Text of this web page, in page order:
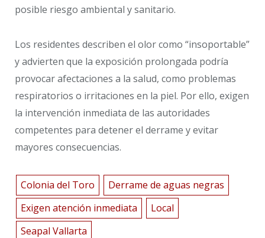
posible riesgo ambiental y sanitario.
Los residentes describen el olor como “insoportable”
y advierten que la exposición prolongada podría
provocar afectaciones a la salud, como problemas
respiratorios o irritaciones en la piel. Por ello, exigen
la intervención inmediata de las autoridades
competentes para detener el derrame y evitar
mayores consecuencias.
Colonia del Toro
Derrame de aguas negras
Exigen atención inmediata
Local
Seapal Vallarta